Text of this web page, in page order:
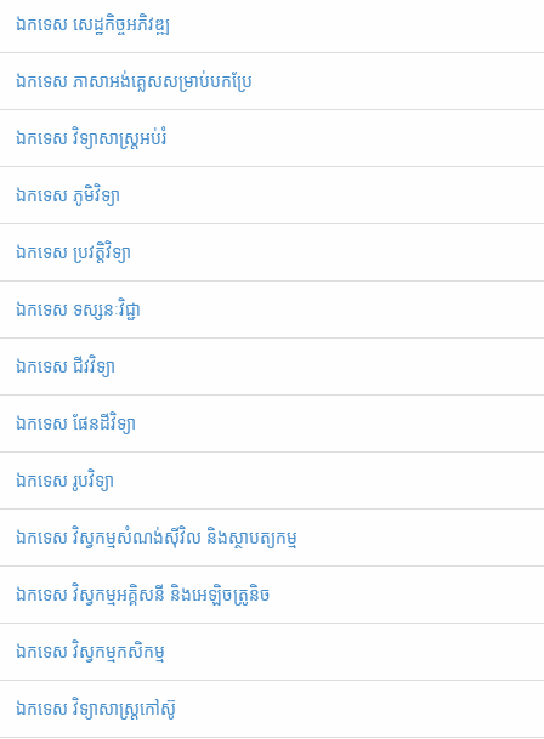
ឯកទេស សេដ្ឋកិច្ចអភិវឌ្ឍ
ឯកទេស ភាសាអង់គ្លេសសម្រាប់បកប្រែ
ឯកទេស វិទ្យាសាស្ត្រអប់រំ
ឯកទេស ភូមិវិទ្យា
ឯកទេស ប្រវត្តិវិទ្យា
ឯកទេស ទស្សនៈវិជ្ជា
ឯកទេស ជីវវិទ្យា
ឯកទេស ផែនដីវិទ្យា
ឯកទេស រូបវិទ្យា
ឯកទេស វិស្វកម្មសំណង់ស៊ីវិល និងស្ថាបត្យកម្ម
ឯកទេស វិស្វកម្មអគ្គិសនី និងអេឡិចត្រូនិច
ឯកទេស វិស្វកម្មកសិកម្ម
ឯកទេស វិទ្យាសាស្ត្រកៅស៊ូ